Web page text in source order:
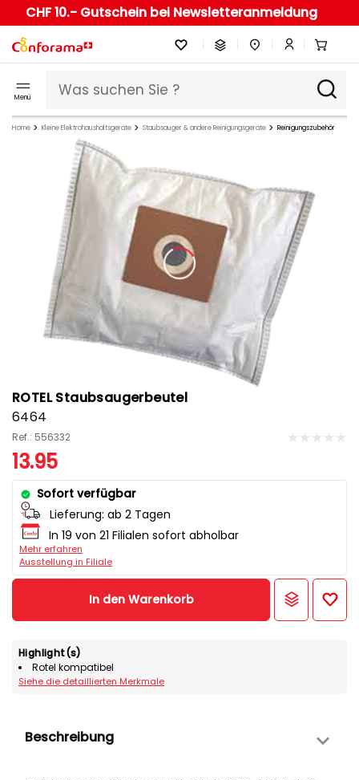
CHF 10.- Gutschein bei Newsletteranmeldung
Menü
Home Kleine Elektrohaushaltsgeräte Staubsauger & andere Reinigungsgeräte Reinigungszubehör
ROTEL Staubsaugerbeutel
6464
Ref.: 556332
13.95
Sofort verfügbar
Lieferung: ab 2 Tagen
In 19 von 21 Filialen sofort abholbar
Mehr erfahren
Ausstellung in Filiale
In den Warenkorb
Highlight(s)
Rotel kompatibel
Siehe die detaillierten Merkmale
Beschreibung